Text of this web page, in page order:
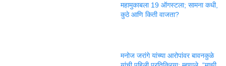
महामुकाबला 19 ऑगस्टला; सामना कधी,
कुठे आणि किती वाजता?
मनोज जरांगे यांच्या आरोपांवर बावनकुळे